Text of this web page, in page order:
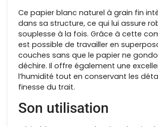
Ce papier blanc naturel à grain fin
dans sa structure, ce qui lui assure
souplesse à la fois. Grâce à cette
est possible de travailler en
couches sans que le papier ne
déchire. Il offre également une
l’humidité tout en conservant les
finesse du trait.
Son utilisation